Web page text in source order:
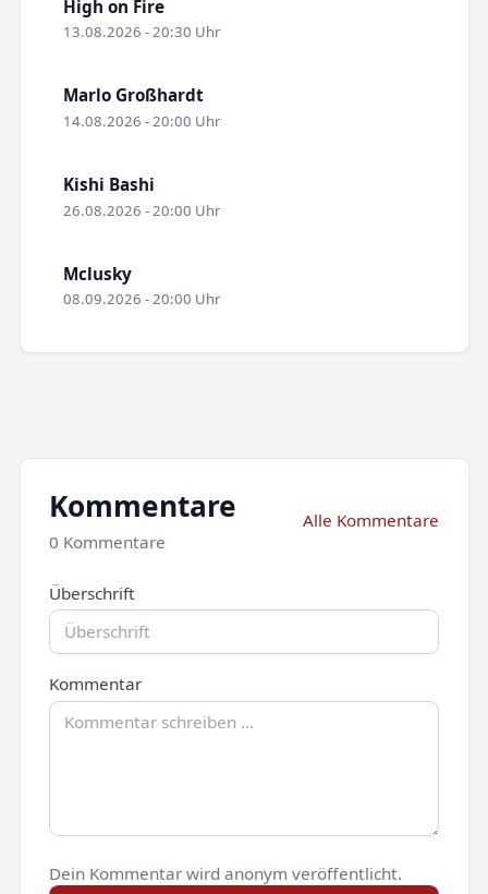
High on Fire
13.08.2026 - 20:30 Uhr
Marlo Großhardt
14.08.2026 - 20:00 Uhr
Kishi Bashi
26.08.2026 - 20:00 Uhr
Mclusky
08.09.2026 - 20:00 Uhr
Kommentare
0 Kommentare
Alle Kommentare
Überschrift
Kommentar
Dein Kommentar wird anonym veröffentlicht.